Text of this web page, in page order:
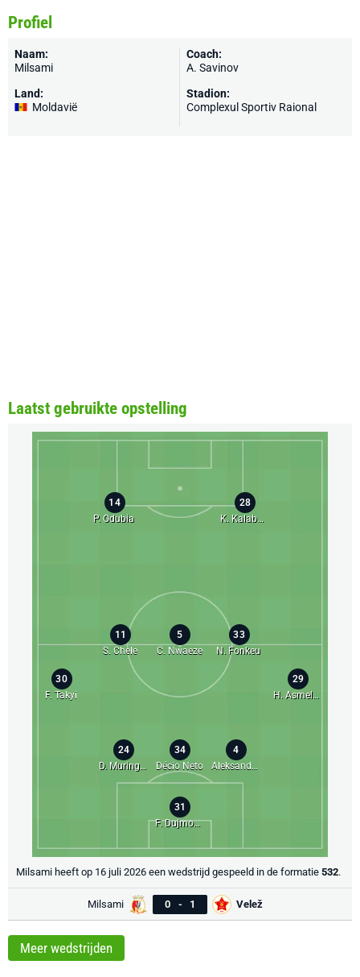
Profiel
Naam:
Milsami
Land:
Moldavië
Coach:
A. Savinov
Stadion:
Complexul Sportiv Raional
Laatst gebruikte opstelling
31
F. Dujmović
29
H. Asmelash
30
F. Takyi
24
D. Muringen
34
Décio Neto
4
Aleksandar Angelov
33
N. Fonkeu
5
C. Nwaeze
14
P. Odubia
28
K. Kalabatama
11
S. Chele
Milsami heeft op 16 juli 2026 een wedstrijd gespeeld in de formatie 532.
Milsami 0 - 1 Velež
Meer wedstrijden